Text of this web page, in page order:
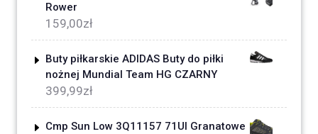
Rower
159,00zł
Buty piłkarskie ADIDAS Buty do piłki
nożnej Mundial Team HG CZARNY
399,99zł
Cmp Sun Low 3Q11157 71Ul Granatowe